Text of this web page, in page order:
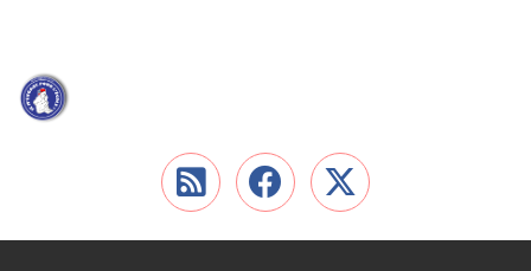
Flux RSSNous retrouver
Nous